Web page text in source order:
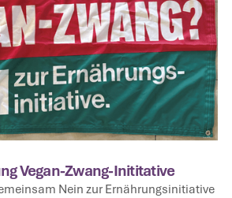
Vegan-Zwang-Inititative
Nein zur Ernährungsinitiative